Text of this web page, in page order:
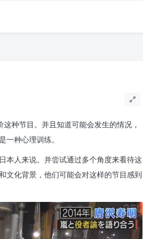
种节目。并且知道可能会发生的情况，
种心理训练。
本人来说。并尝试通过多个角度来看待这
文化背景，他们可能会对这样的节目感到